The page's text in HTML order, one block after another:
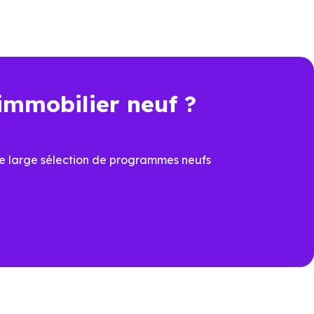
Pour comparer
du
dernières normes, avec
neuf ?
large sélection de programmes neufs